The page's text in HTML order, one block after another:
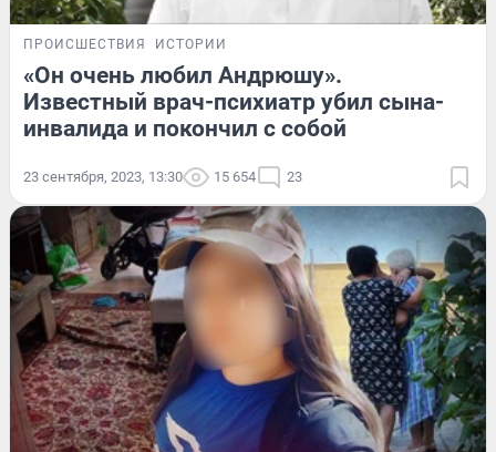
ПРОИСШЕСТВИЯ ИСТОРИИ
«Он очень любил Андрюшу».
Известный врач-психиатр убил сына-
инвалида и покончил с собой
23 сентября, 2023, 13:30 15 654 23